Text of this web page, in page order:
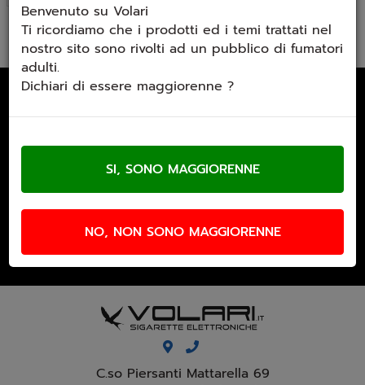
Email Newsletter
C.so Piersanti Mattarella 69
Benvenuto su Volari
Ti ricordiamo che i prodotti ed i temi trattati nel
nostro sito sono rivolti ad un pubblico di fumatori
adulti.
Dichiari di essere maggiorenne ?
NO, NON SONO MAGGIORENNE